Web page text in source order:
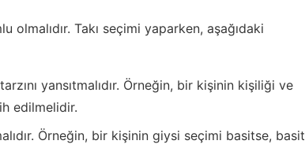
Takı seçimi yaparken, aşağıdaki
yansıtmalıdır. Örneğin, bir kişinin kişiliği ve
edilmelidir.
Örneğin, bir kişinin giysi seçimi basitse, basit